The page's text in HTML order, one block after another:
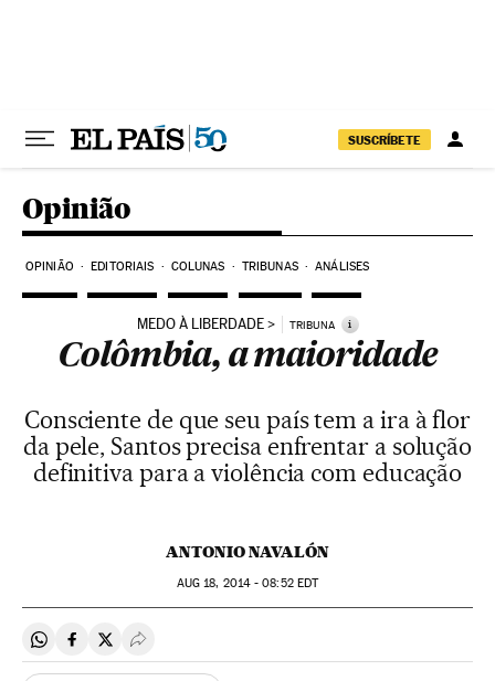
SUSCRÍBETE
Opinião
OPINIÃO EDITORIAIS COLUNAS TRIBUNAS ANÁLISES
MEDO À LIBERDADE TRIBUNA i
Colômbia, a maioridade
Consciente de que seu país tem a ira à flor
da pele, Santos precisa enfrentar a solução
definitiva para a violência com educação
ANTONIO NAVALÓN
AUG 18, 2014 - 08:52EDT
Compartir en Whatsapp
Compartir en Facebook
Compartir en Twitter
Desplegar Redes Sociales